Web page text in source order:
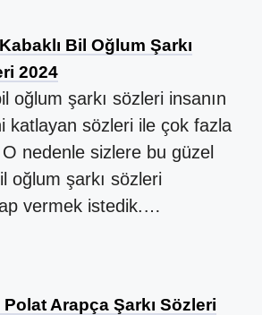
Bil Oğlum Şarkı
2024
oğlum şarkı sözleri insanın
katlayan sözleri ile çok fazla
nedenle sizlere bu güzel
oğlum şarkı sözleri
vermek istedik.…
Polat Arapça Şarkı Sözleri